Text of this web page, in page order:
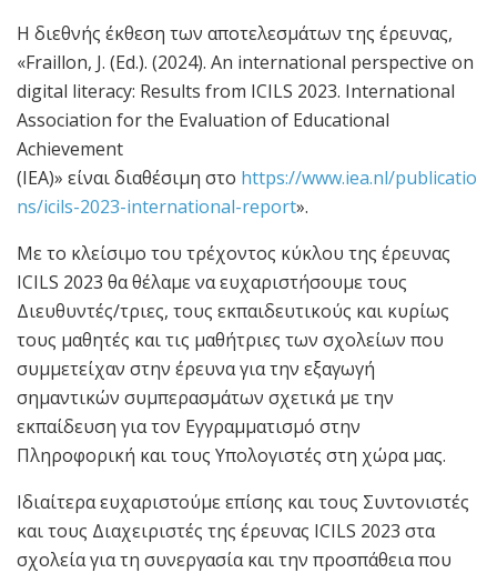
Η διεθνής έκθεση των αποτελεσμάτων της έρευνας,
«Fraillon, J. (Ed.). (2024). An international perspective on
digital literacy: Results from ICILS 2023. International
Association for the Evaluation of Educational
Achievement
(IEA)» είναι διαθέσιμη στο https://www.iea.nl/publicatio
ns/icils-2023-international-report».
Με το κλείσιμο του τρέχοντος κύκλου της έρευνας
ICILS 2023 θα θέλαμε να ευχαριστήσουμε τους
Διευθυντές/τριες, τους εκπαιδευτικούς και κυρίως
τους μαθητές και τις μαθήτριες των σχολείων που
συμμετείχαν στην έρευνα για την εξαγωγή
σημαντικών συμπερασμάτων σχετικά με την
εκπαίδευση για τον Eγγραμματισμό στην
Πληροφορική και τους Υπολογιστές στη χώρα μας.
Ιδιαίτερα ευχαριστούμε επίσης και τους Συντονιστές
και τους Διαχειριστές της έρευνας ICILS 2023 στα
σχολεία για τη συνεργασία και την προσπάθεια που